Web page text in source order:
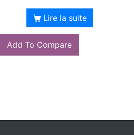
Lire la suite
Add To Compare